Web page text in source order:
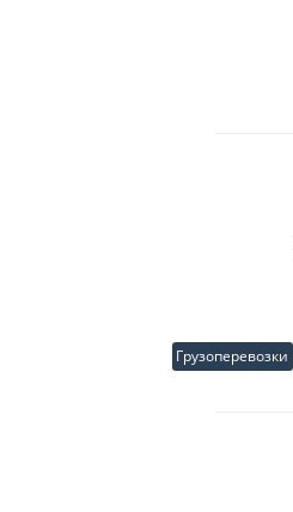
Грузоперевозки